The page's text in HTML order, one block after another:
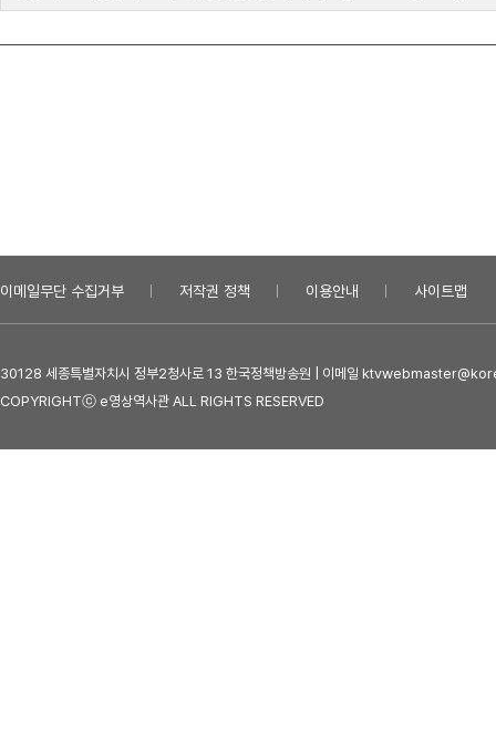
이메일무단 수집거부 저작권 정책 이용안내 사이트맵
30128 세종특별자치시 정부2청사로 13 한국정책방송원 | 이메일
COPYRIGHTⓒ e영상역사관 ALL RIGHTS RESERVED